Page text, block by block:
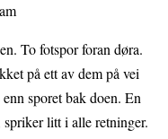
To fotspor foran døra.
på ett av dem på vei
sporet bak doen. En
litt i alle retninger.